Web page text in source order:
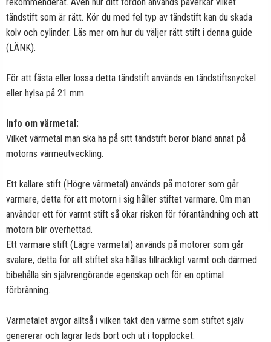
tändstift som är rätt. Kör du med fel typ av tändstift kan du skada
kolv och cylinder. Läs mer om hur du väljer rätt stift i denna guide
(LÄNK).
För att fästa eller lossa detta tändstift används en tändstiftsnyckel
eller hylsa på 21 mm.
Info om värmetal:
Vilket värmetal man ska ha på sitt tändstift beror bland annat på
motorns värmeutveckling.
Ett kallare stift (Högre värmetal) används på motorer som går
varmare, detta för att motorn i sig håller stiftet varmare. Om man
använder ett för varmt stift så ökar risken för förantändning och att
motorn blir överhettad.
Ett varmare stift (Lägre värmetal) används på motorer som går
svalare, detta för att stiftet ska hållas tillräckligt varmt och därmed
bibehålla sin självrengörande egenskap och för en optimal
förbränning.
Värmetalet avgör alltså i vilken takt den värme som stiftet själv
genererar och lagrar leds bort och ut i topplocket.